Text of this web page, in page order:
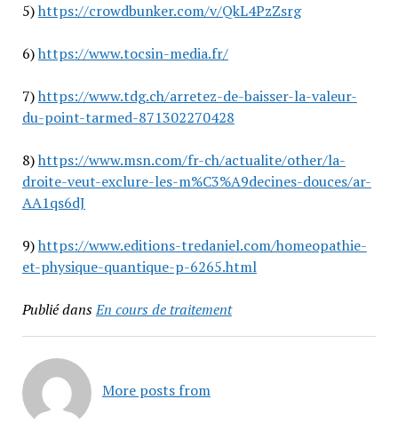
5)https://crowdbunker.com/v/QkL4PzZsrg
6)https://www.tocsin-media.fr/
7)https://www.tdg.ch/arretez-de-baisser-la-valeur-
du-point-tarmed-871302270428
8)https://www.msn.com/fr-ch/actualite/other/la-
droite-veut-exclure-les-m%C3%A9decines-douces/ar-
AA1qs6dJ
9)https://www.editions-tredaniel.com/homeopathie-
et-physique-quantique-p-6265.html
Publié dansEn cours de traitement
More posts from